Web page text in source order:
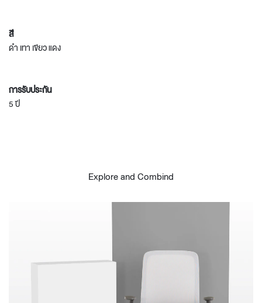
สี
ดำ เทา เขียว แดง
การรับประกัน
5 ปี
Explore and Combind